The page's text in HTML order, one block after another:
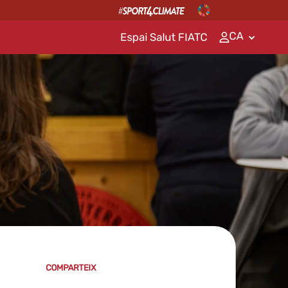
Espai Salut FIATC CA
COMPARTEIX